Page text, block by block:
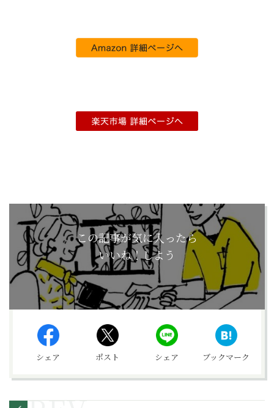
この記事が気に入ったら
いいね！しよう
シェア ポスト シェア ブックマーク